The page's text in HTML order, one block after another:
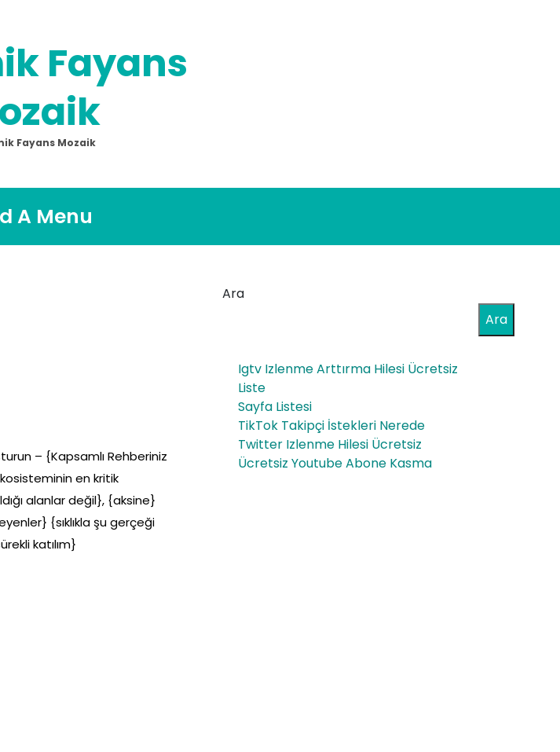
Fayans
Fayans Mozaik
A Menu
– {Kapsamlı Rehberiniz
en kritik
alanlar değil}, {aksine}
{sıklıkla şu gerçeği
katılım}
Ara
Ara
Igtv Izlenme Arttırma Hilesi Ücretsiz
Liste
Sayfa Listesi
TikTok Takipçi İstekleri Nerede
Twitter Izlenme Hilesi Ücretsiz
Ücretsiz Youtube Abone Kasma